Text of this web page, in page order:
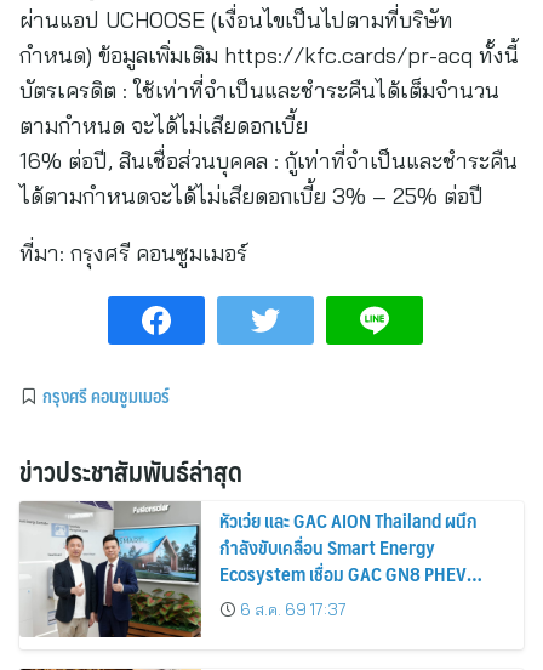
ผ่านแอป UCHOOSE (เงื่อนไขเป็นไปตามที่บริษัท
กำหนด) ข้อมูลเพิ่มเติม https://kfc.cards/pr-acq ทั้งนี้
บัตรเครดิต : ใช้เท่าที่จำเป็นและชำระคืนได้เต็มจำนวน
ตามกำหนด จะได้ไม่เสียดอกเบี้ย
16% ต่อปี, สินเชื่อส่วนบุคคล : กู้เท่าที่จำเป็นและชำระคืน
ได้ตามกำหนดจะได้ไม่เสียดอกเบี้ย 3% – 25% ต่อปี
ที่มา: กรุงศรี คอนซูมเมอร์
กรุงศรี คอนซูมเมอร์
ข่าวประชาสัมพันธ์ล่าสุด
หัวเว่ย และ GAC AION Thailand ผนึก
กำลังขับเคลื่อน Smart Energy
Ecosystem เชื่อม GAC GN8 PHEV
รถยนต์ MPV ระดับพรีเมียม เข้ากับ
พลังงานแสงอาทิตย์ภายในบ้าน
6 ส.ค. 69 17:37